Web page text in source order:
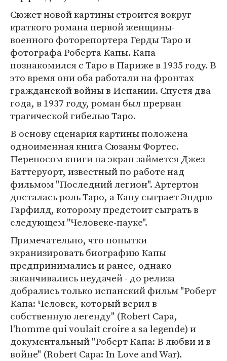
Сюжет новой картины строится вокруг
краткого романа первой женщины-
военного фоторепортера Герды Таро и
фотографа Роберта Капы. Капа
познакомился с Таро в Париже в 1935 году. В
это время они оба работали на фронтах
гражданской войны в Испании. Спустя два
года, в 1937 году, роман был прерван
трагической гибелью Таро.
В основу сценария картины положена
одноименная книга Сюзаны Фортес.
Переносом книги на экран займется Джез
Баттеруорт, известный по работе над
фильмом "Последний легион". Артертон
досталась роль Таро, а Капу сыграет Эндрю
Гарфилд, которому предстоит сыграть в
следующем "Человеке-пауке".
Примечательно, что попытки
экранизировать биографию Капы
предпринимались и ранее, однако
заканчивались неудачей - до релиза
добрались только испанский фильм "Роберт
Капа: Человек, который верил в
собственную легенду" (Robert Capa,
l'homme qui voulait croire a sa legende) и
документальный "Роберт Капа: В любви и в
войне" (Robert Capa: In Love and War).